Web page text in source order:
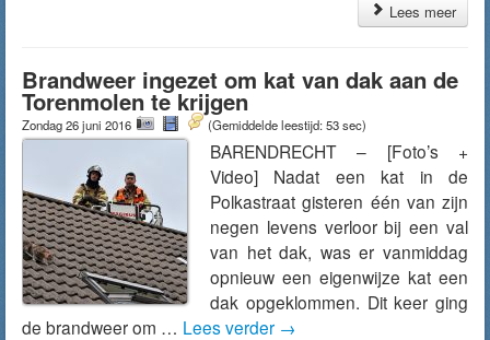
Lees meer
Brandweer ingezet om kat van dak aan de
Torenmolen te krijgen
Zondag 26 juni 2016 (Gemiddelde leestijd: 53 sec)
BARENDRECHT – [Foto’s +
Video] Nadat een kat in de
Polkastraat gisteren één van zijn
negen levens verloor bij een val
van het dak, was er vanmiddag
opnieuw een eigenwijze kat een
dak opgeklommen. Dit keer ging
de brandweer om … Lees verder →